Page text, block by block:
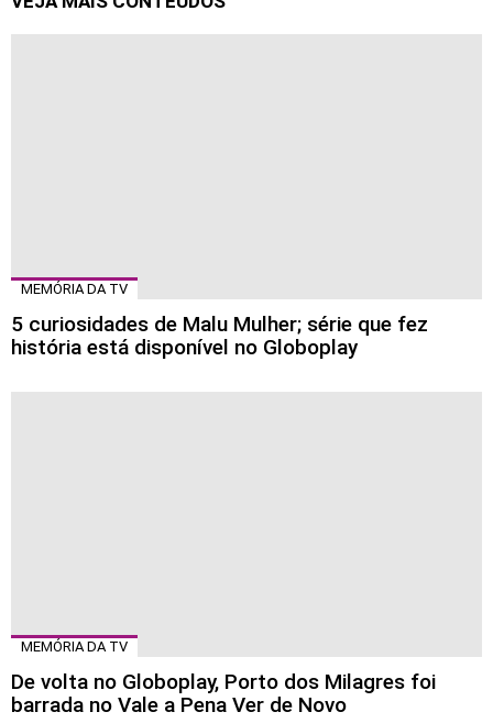
MEMÓRIA DA TV
5 curiosidades de Malu Mulher; série que fez
história está disponível no Globoplay
MEMÓRIA DA TV
De volta no Globoplay, Porto dos Milagres foi
barrada no Vale a Pena Ver de Novo